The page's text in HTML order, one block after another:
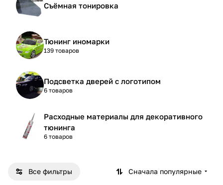
Съёмная тонировка
Тюнинг иномарки
139 товаров
Подсветка дверей с логотипом
6 товаров
Расходные материалы для декоративного
тюнинга
6 товаров
Все фильтры Сначала популярные